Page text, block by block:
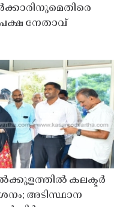
നേതാവ്
കലക്ടർ
അടിസ്ഥാന